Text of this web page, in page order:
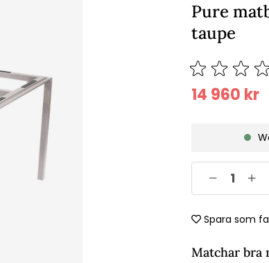
Pure
taupe
14 960 kr
Spara som
Matchar bra